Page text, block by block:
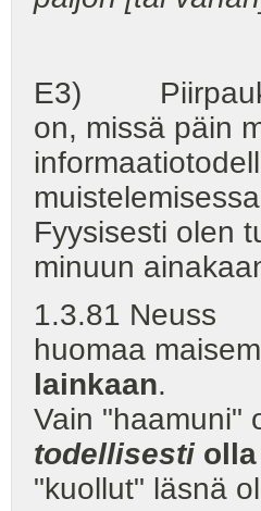
E3)
on, missä päin
Fyysisesti olen
minuun
1.3.81 Neuss
huomaa
lainkaan.
Vain "haamuni"
todellisestiolla
"kuollut" läsnä